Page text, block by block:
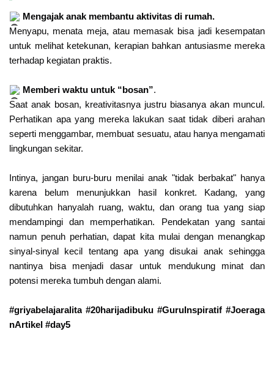
Mengajak anak membantu aktivitas di rumah.
Menyapu, menata meja, atau memasak bisa jadi kesempatan
untuk melihat ketekunan, kerapian bahkan antusiasme mereka
terhadap kegiatan praktis.
Memberi waktu untuk “bosan”.
Saat anak bosan, kreativitasnya justru biasanya akan muncul.
Perhatikan apa yang mereka lakukan saat tidak diberi arahan
seperti menggambar, membuat sesuatu, atau hanya mengamati
lingkungan sekitar.
Intinya, jangan buru-buru menilai anak "tidak berbakat" hanya
karena belum menunjukkan hasil konkret. Kadang, yang
dibutuhkan hanyalah ruang, waktu, dan orang tua yang siap
mendampingi dan memperhatikan. Pendekatan yang santai
namun penuh perhatian, dapat kita mulai dengan menangkap
sinyal-sinyal kecil tentang apa yang disukai anak sehingga
nantinya bisa menjadi dasar untuk mendukung minat dan
potensi mereka tumbuh dengan alami.
#griyabelajaralita #20harijadibuku #GuruInspiratif #Joeraga
nArtikel #day5